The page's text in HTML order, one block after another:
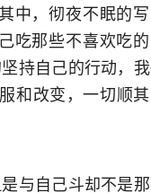
中，彻夜不眠的
吃那些不喜欢吃
持自己的行动，
和改变，一切顺
与自己斗却不是